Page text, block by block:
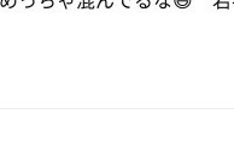
本は暗いがキラキラ青照
トアップされて森の中の
の難しい空間だったから
2人だけの時に〝特別
っっっちゃ熱くした状態
くて逃げ出したいのも束
込んで｢冷たっ‼️｣でもサ